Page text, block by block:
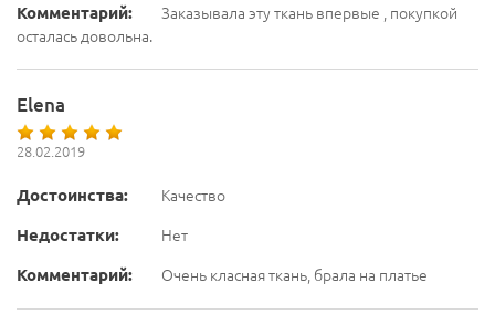
Комментарий:
Заказывала эту ткань впервые , покупкой
осталась довольна.
Elena
28.02.2019
Достоинства:
Качество
Недостатки:
Нет
Комментарий:
Очень класная ткань, брала на платье